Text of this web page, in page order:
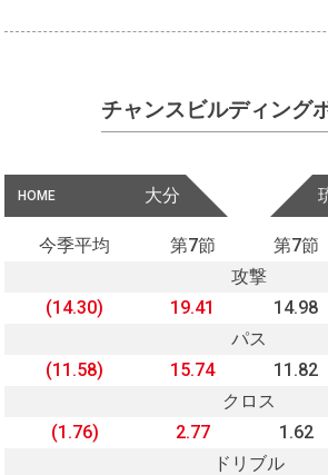
チャンスビルディング
HOME 大分
今季平均 第7節 第7節
攻撃
(14.30)
19.41 14.98
パス
(11.58)
15.74 11.82
クロス
(1.76)
2.77 1.62
ドリブル